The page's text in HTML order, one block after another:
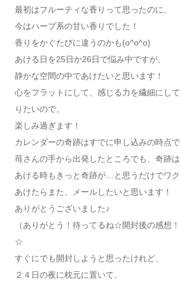
最初はフルーティな香りって思ったのに、
今はハーブ系の甘い香りでした！
香りをかぐたびに違うのかも(o^o^o)
あける日を25日か26日で悩み中ですが、
静かな空間の中であけたいと思います！
心をフラットにして、感じる力を繊細にし
りたいので。
楽しみ過ぎます！
カレンダーの奇跡はすでに申し込みの時点で
苺さんの手から出発したところでも、奇跡は
あける時もきっと奇跡が…と思うだけでワク
あけたらまた、メールしたいと思います！
ありがとうございました♪
（ありがとう！待ってるね☆開封後の感想！
☆
すぐにでも開封しようと思ったけれど、
２４日の夜に枕元に置いて、